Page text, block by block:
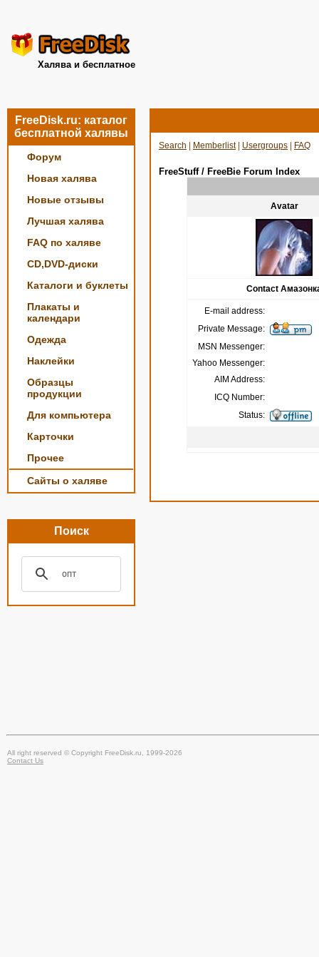
Халява и бесплатное
FreeDisk.ru: каталог
бесплатной халявы
Форум
Новая халява
Новые отзывы
Лучшая халява
FAQ по халяве
CD,DVD-диски
Каталоги и буклеты
Плакаты и
календари
Одежда
Наклейки
Образцы
продукции
Для компьютера
Карточки
Прочее
Сайты о халяве
Поиск
Search Memberlist| Usergroups FAQ
FreeStuff / FreeBie Forum Index
Avatar
Contact
E-mail address:
Private Message:
MSN Messenger:
Yahoo Messenger:
AIM Address:
ICQ Number:
Status:
All right reserved © Copyright FreeDisk.ru, 1999-2026
Contact Us